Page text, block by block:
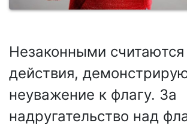
Незаконными считаются
действия,
неуважение к флагу. За
надругательство над